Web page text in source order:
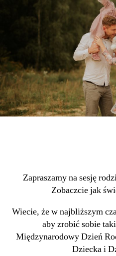
Zapraszamy na sesję
Zobaczcie jak
Wiecie, że w najbliższym
aby zrobić sobie
Międzynarodowy Dzień
Dziecka i